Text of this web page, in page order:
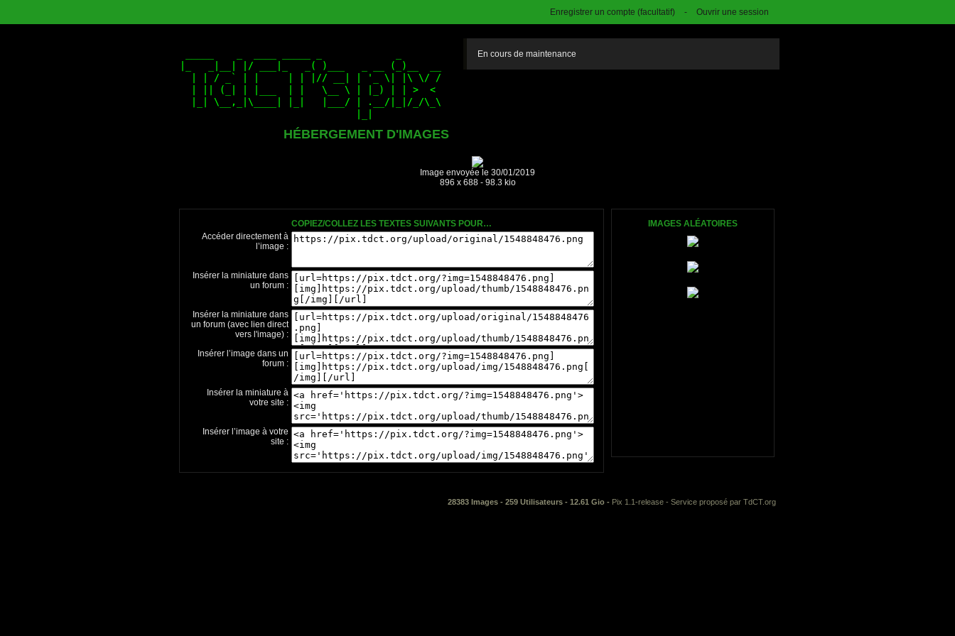
Enregistrer un compte (facultatif) - Ouvrir une session
HÉBERGEMENT D'IMAGES
En cours de maintenance
Image envoyée le 30/01/2019
896 x 688 - 98.3 kio
COPIEZ/COLLEZ LES TEXTES SUIVANTS POUR…
Accéder directement à
l’image :
Insérer la miniature dans
un forum :
Insérer la miniature dans
un forum (avec lien direct
vers l'image) :
Insérer l’image dans un
forum :
Insérer la miniature à
votre site :
Insérer l’image à votre
site :
IMAGES ALÉATOIRES
28383 Images - 259 Utilisateurs - 12.61 Gio - Pix 1.1-release - Service proposé par TdCT.org